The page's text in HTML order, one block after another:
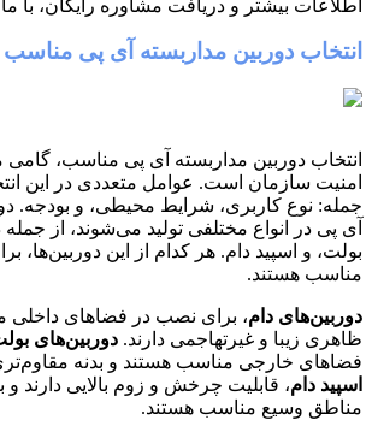
اطلاعات بیشتر و دریافت مشاوره رایگان، با ما
انتخاب دوربین مداربسته آی پی
انتخاب دوربین مداربسته آی پی مناسب، گامی
امنیت سازمان است. عوامل متعددی در این
جمله: نوع کاربری، شرایط محیطی، و بودجه.
آی پی در انواع مختلفی تولید می‌شوند، از جمله
بولت، و اسپید دام. هر کدام از این دوربین‌ها،
مناسب هستند.
دوربین‌های دام، برای نصب در فضاهای داخلی
ظاهری زیبا و غیرتهاجمی دارند. دوربین‌های
فضاهای خارجی مناسب هستند و بدنه
اسپید دام، قابلیت چرخش و زوم بالایی دارند و
مناطق وسیع مناسب هستند.